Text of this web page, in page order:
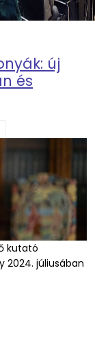
új
és
kutató
2024. júliusában
új